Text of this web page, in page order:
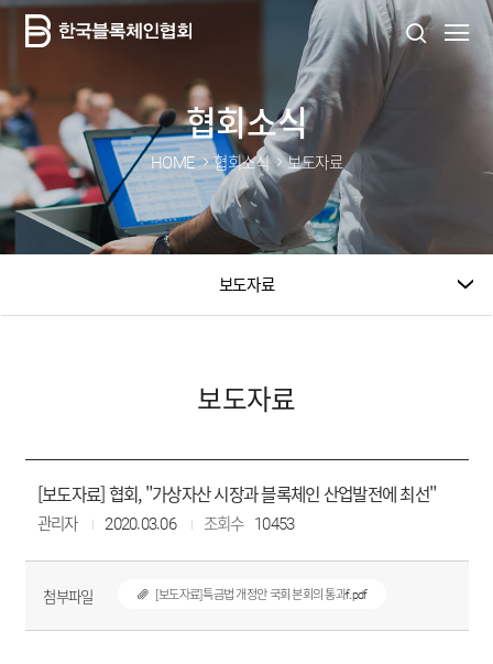
협회소식
HOME 협회소식 보도자료
보도자료
보도자료
[보도자료] 협회, "가상자산 시장과 블록체인 산업발전에 최선"
관리자 2020.03.06 조회수 10453
첨부파일 [보도자료]특금법 개정안 국회 본회의 통과f.pdf